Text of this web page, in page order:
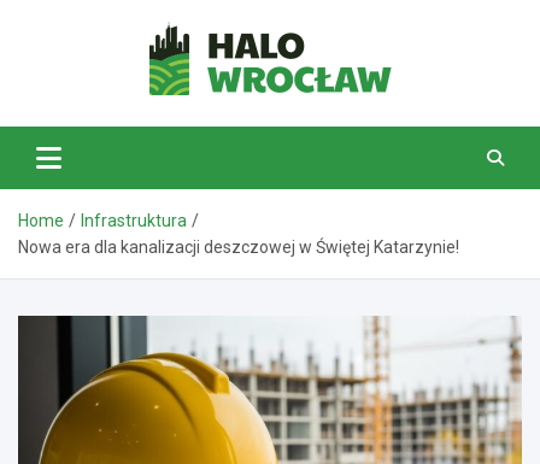
HaloWrocław.pl
Home
Infrastruktura
Nowa era dla kanalizacji deszczowej w Świętej Katarzynie!